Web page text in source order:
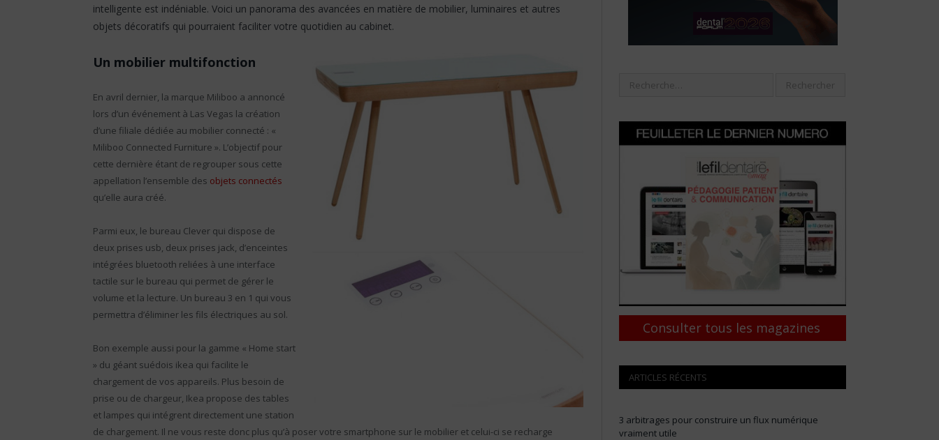
intelligente est indéniable. Voici un panorama des avancées en matière de mobilier, luminaires et autres
objets décoratifs qui pourraient faciliter votre quotidien au cabinet.
Un mobilier multifonction
En avril dernier, la marque Miliboo a annoncé
lors d’un événement à Las Vegas la création
d’une filiale dédiée au mobilier connecté : «
Miliboo Connected Furniture ». L’objectif pour
cette dernière étant de regrouper sous cette
appellation l’ensemble des objets connectés
qu’elle aura créé.
Parmi eux, le bureau Clever qui dispose de
deux prises usb, deux prises jack, d’enceintes
intégrées bluetooth reliées à une interface
tactile sur le bureau qui permet de gérer le
volume et la lecture. Un bureau 3 en 1 qui vous
permettra d’éliminer les fils électriques au sol.
Bon exemple aussi pour la gamme « Home start
» du géant suédois ikea qui facilite le
chargement de vos appareils. Plus besoin de
prise ou de chargeur, Ikea propose des tables
et lampes qui intégrent directement une station
de chargement. Il ne vous reste donc plus qu’à poser votre smartphone sur le mobilier et celui-ci se recharge
Consulter tous les magazines
ARTICLES RÉCENTS
3 arbitrages pour construire un flux numérique
vraiment utile